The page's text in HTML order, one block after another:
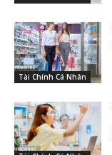
Tài Chính Cá Nhân